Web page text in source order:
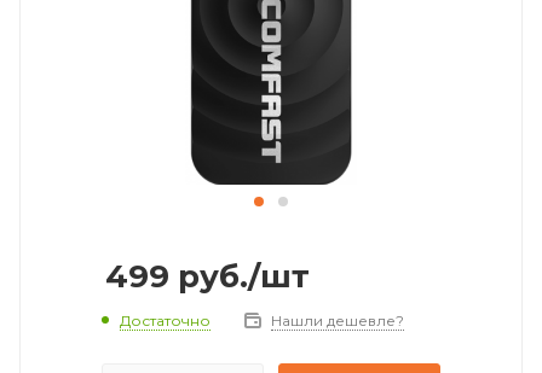
499 руб./шт
Достаточно Нашли дешевле?